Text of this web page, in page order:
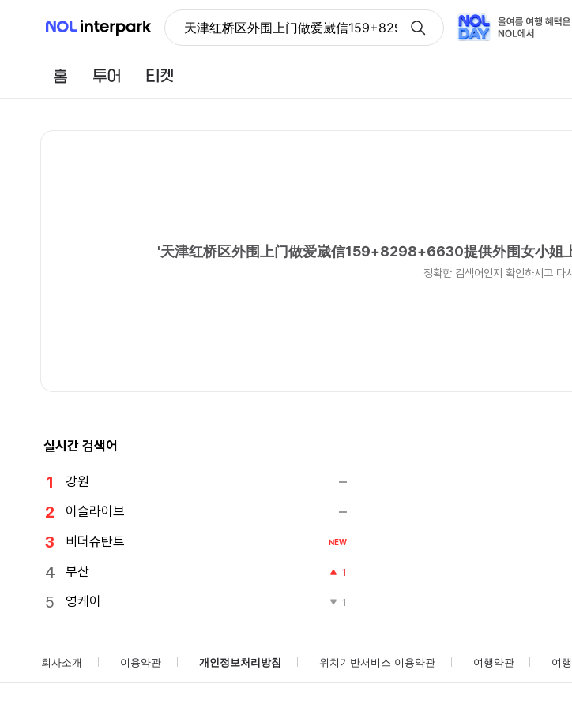
NOL 인터파크 天津红桥区外围上门做爱崴信159+8298+6630提供外围女小姐上门
홈 투어
'天津红桥区外围上门做爱崴信159+8298+6630提供外围女小姐
정확한 검색어인지 확인하시고 다
실시간 검색어
강원
이슬라이브
비더슈탄트
NEW
부산 1
영케이 1
회사소개 이용약관 개인정보처리방침 위치기반서비스 이용약관 여행약관 여